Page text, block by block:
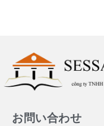
お問い合わせ